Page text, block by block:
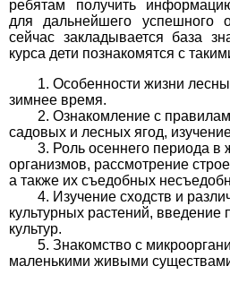
ребятам получить
для дальнейшего успешного
сейчас закладывается база
курса дети познакомятся с
Особенности жизни
зимнее время.
Ознакомление с
садовых и лесных ягод,
Роль осеннего периода в
организмов, рассмотрение
а также их съедобных
Изучение сходств и
культурных растений, введение
культур.
Знакомство с
маленькими живыми